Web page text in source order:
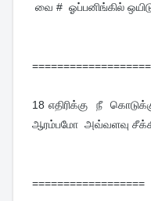
வை # ஓப்பனிங்கில்
18எதிரிக்கு நீ
ஆரம்பமோ அவ்வளவு
==================